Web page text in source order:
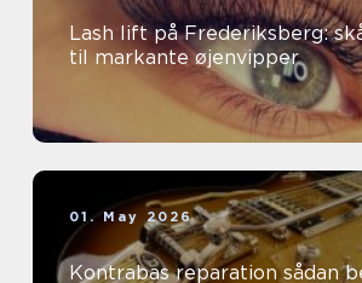
Lash lift på Frederiksberg:
til markante øjenvipper
01. May 2026
Kontrabas reparation sådan bevarer du